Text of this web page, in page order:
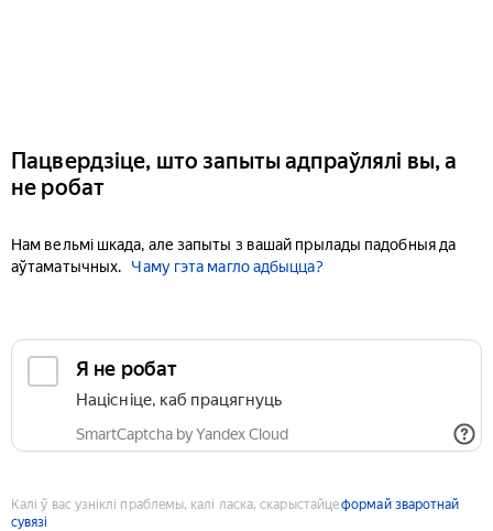
Пацвердзіце, што запыты адпраўлялі вы, а
не робат
Нам вельмі шкада, але запыты з вашай прылады падобныя да
аўтаматычных.
Чаму гэта магло адбыцца?
Я не робат
Націсніце, каб працягнуць
SmartCaptcha by Yandex Cloud
Калі ў вас узніклі праблемы, калі ласка, скарыстайцеформай зваротнай
сувязі